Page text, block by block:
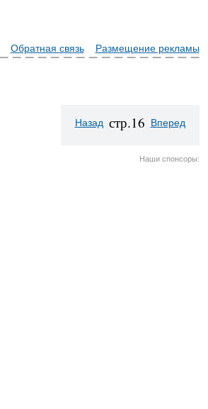
Обратная связь Размещение рекламы
Назад стр.16 Вперед
Наши спонсоры: